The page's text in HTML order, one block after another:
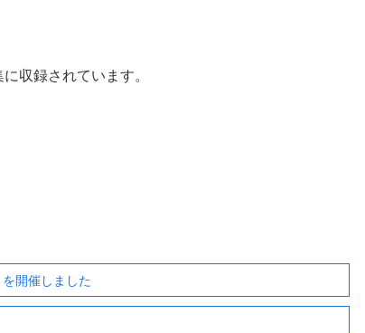
収録されています。
開催しました